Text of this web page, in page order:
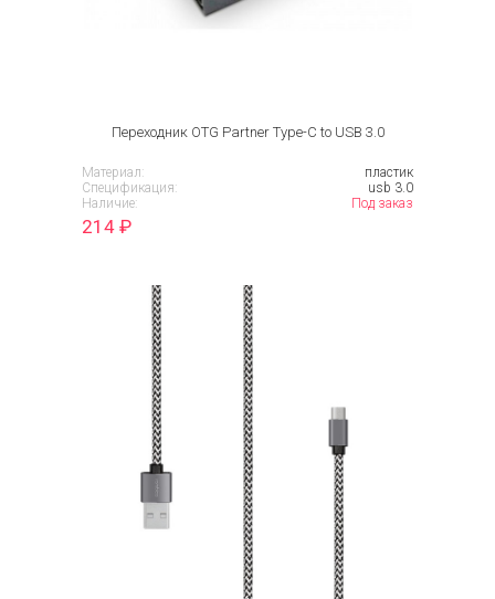
Переходник OTG Partner Type-C to USB 3.0
Материал:
пластик
Спецификация:
usb 3.0
Наличие:
Под заказ
214 ₽